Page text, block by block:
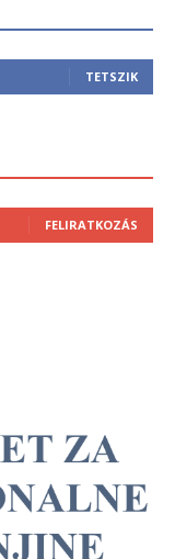
TETSZIK
FELIRATKOZÁS